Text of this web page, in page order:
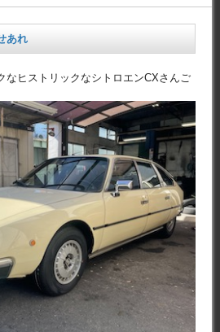
あれ
なヒストリックなシトロエンCXさんご